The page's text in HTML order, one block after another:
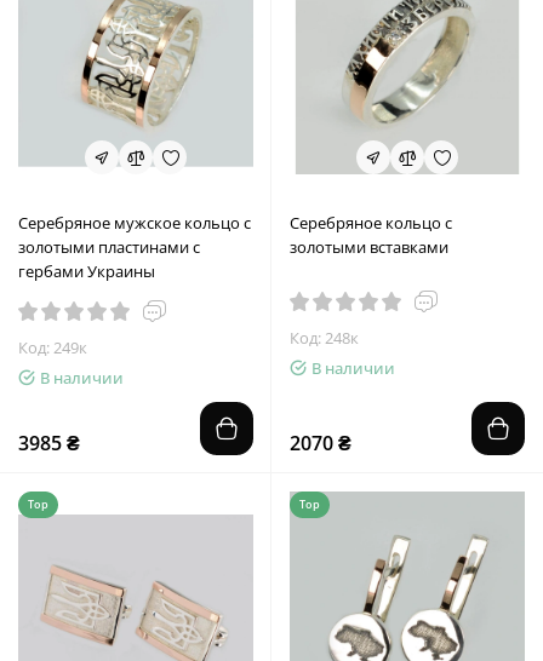
Серебряное мужское кольцо с
золотыми пластинами с
гербами Украины
Код: 249к
В наличии
3985 ₴
Серебряное кольцо с
золотыми вставками
Код: 248к
В наличии
2070 ₴
Top Top